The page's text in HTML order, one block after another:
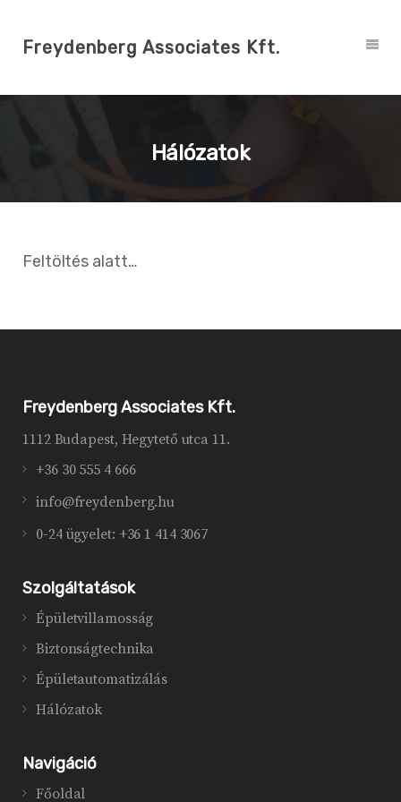
Freydenberg Associates Kft.
Hálózatok
Feltöltés alatt…
Freydenberg Associates Kft.
1112 Budapest, Hegytető utca 11.
+36 30 555 4 666
info@freydenberg.hu
0-24 ügyelet: +36 1 414 3067
Szolgáltatások
Épületvillamosság
Biztonságtechnika
Épületautomatizálás
Hálózatok
Navigáció
Főoldal